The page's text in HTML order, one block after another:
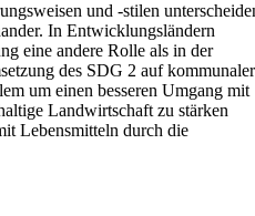
und -stilen
In Entwicklungsländern
eine andere Rolle als in der
des SDG 2 auf kommunaler
um einen besseren Umgang mit
Landwirtschaft zu stärken
Lebensmitteln durch die